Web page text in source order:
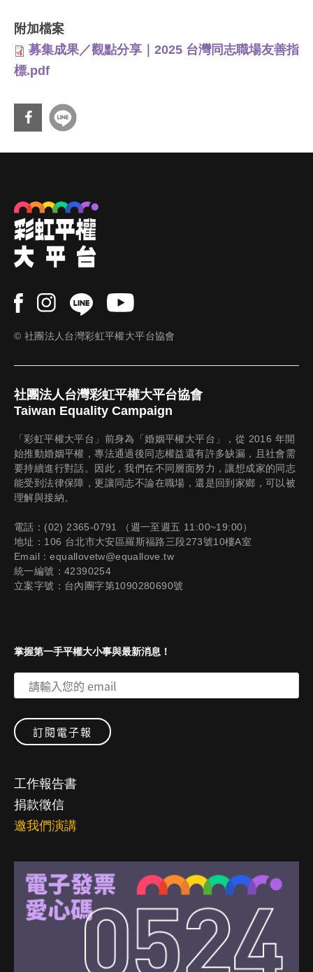
附加檔案
募集成果／觀點分享｜2025 台灣同志職場友善指
標.pdf
cebo
ok
© 社團法人台灣彩虹平權大平台協會
社團法人台灣彩虹平權大平台協會
Taiwan Equality Campaign
「彩虹平權大平台」前身為「婚姻平權大平台」，從 2016 年開
始推動婚姻平權，專法通過後同志權益還有許多缺漏，且社會需
要持續進行對話。因此，我們在不同層面努力，讓想成家的同志
能受到法律保障，更讓同志不論在職場，還是回到家鄉，可以被
理解與接納。
電話：(02) 2365-0791 （週一至週五 11:00~19:00）
地址：106 台北市大安區羅斯福路三段273號10樓A室
Email：equallovetw@equallove.tw
統一編號：42390254
立案字號：台內團字第1090280690號
掌握第一手平權大小事與最新消息！
工作報告書
捐款徵信
邀我們演講